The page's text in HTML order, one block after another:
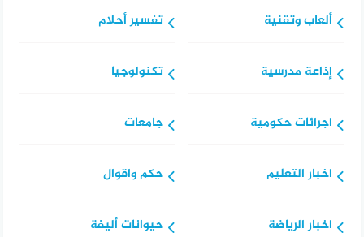
ألعاب وتقنية
إذاعة مدرسية
اجرائات حكومية
اخبار التعليم
اخبار الرياضة
تفسير أحلام
تكنولوجيا
جامعات
حكم واقوال
حيوانات أليفة